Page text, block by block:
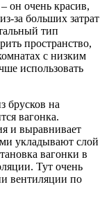
он очень красив,
за больших затрат
тип
пространство,
с низким
использовать
брусков на
вагонка.
и выравнивает
укладывают слой
вагонки в
Тут очень
вентиляции по